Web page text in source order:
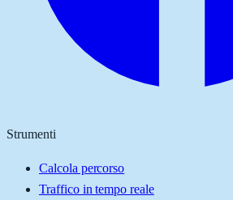
Strumenti
Calcola percorso
Traffico in tempo reale